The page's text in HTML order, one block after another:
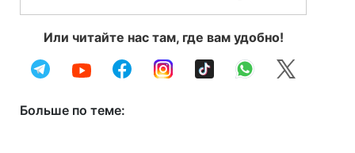
Или читайте нас там, где вам удобно!
Больше по теме: